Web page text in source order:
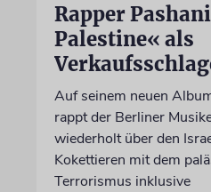
Rapper
Palestine« als
Auf seinem neuen
rappt der Berliner
wiederholt über den
Kokettieren mit dem
Terrorismus inklusive